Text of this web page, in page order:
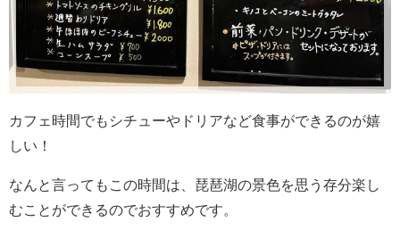
カフェ時間でもシチューやドリアなど食事ができるのが嬉
しい！
なんと言ってもこの時間は、琵琶湖の景色を思う存分楽し
むことができるのでおすすめです。